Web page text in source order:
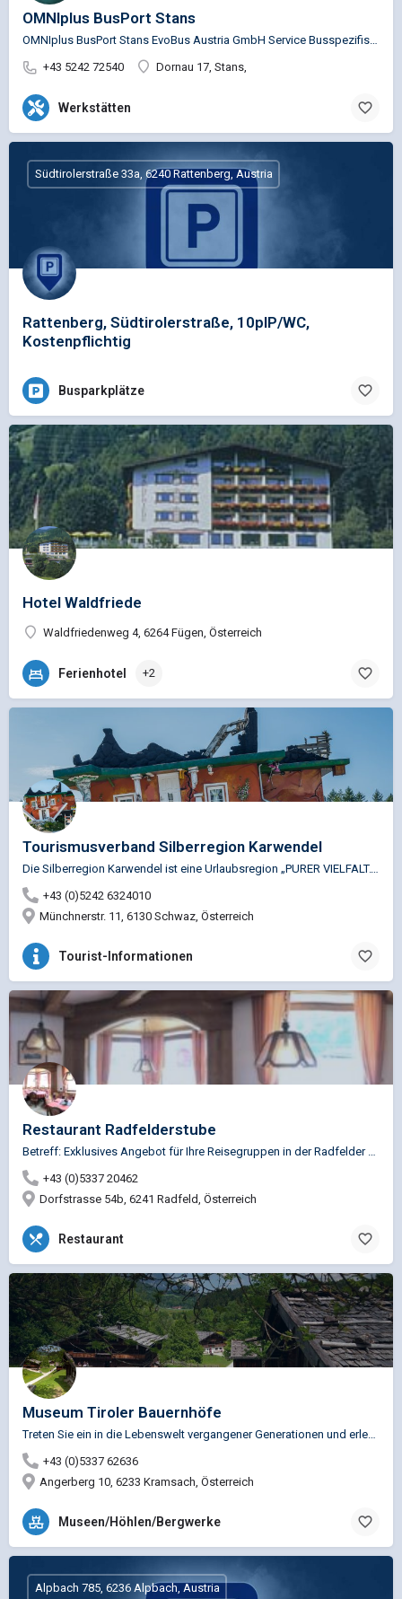
OMNIplus BusPort Stans
+43 5242 72540
Dornau 17, Stans,
Werkstätten
Rattenberg, Südtirolerstraße, 10plP/WC,
Kostenpflichtig
Südtirolerstraße 33a, 6240 Rattenberg, Austria
Busparkplätze
Hotel Waldfriede
Waldfriedenweg 4, 6264 Fügen, Österreich
Ferienhotel +2
Tourismusverband Silberregion Karwendel
+43 (0)5242 6324010
Münchnerstr. 11, 6130 Schwaz, Österreich
Tourist-Informationen
Restaurant Radfelderstube
+43 (0)5337 20462
Dorfstrasse 54b, 6241 Radfeld, Österreich
Restaurant
Museum Tiroler Bauernhöfe
+43 (0)5337 62636
Angerberg 10, 6233 Kramsach, Österreich
Museen/Höhlen/Bergwerke
Alpbach 785, 6236 Alpbach, Austria